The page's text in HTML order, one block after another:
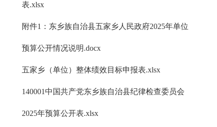
表.xlsx
附件1：东乡族自治县五家乡人民政府2025年单位
预算公开情况说明.docx
五家乡（单位）整体绩效目标申报表.xlsx
140001中国共产党东乡族自治县纪律检查委员会
2025年预算公开表.xlsx